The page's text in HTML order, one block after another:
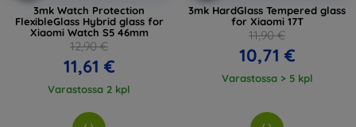
3mk Watch Protection
FlexibleGlass Hybrid glass for
Xiaomi Watch S5 46mm
12,90 €
11,61 €
Varastossa 2 kpl
3mk HardGlass Tempered glass
for Xiaomi 17T
11,90 €
10,71 €
Varastossa > 5 kpl